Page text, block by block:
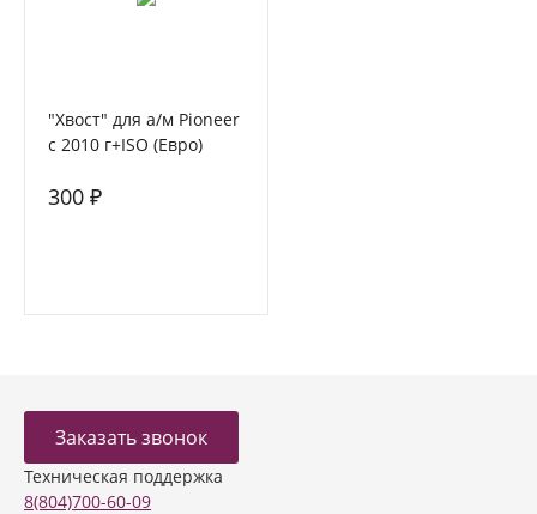
"Хвост" для а/м Pioneer
с 2010 г+ISO (Евро)
300 ₽
Заказать звонок
Техническая поддержка
8(804)700-60-09